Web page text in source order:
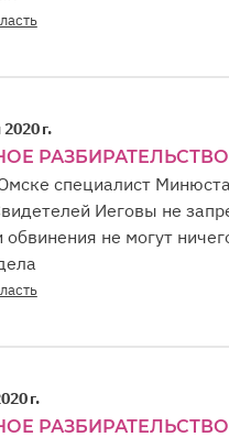
г.
РАЗБИРАТЕЛЬСТВО
специалист
Иеговы не
не могут
г.
РАЗБИРАТЕЛЬСТВО